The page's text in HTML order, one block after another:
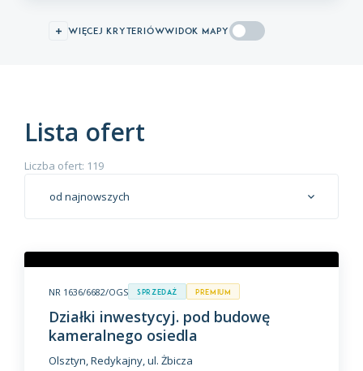
więcej kryteriówWIDOK MAPY
Lista ofert
Liczba ofert: 119
od najnowszych
NR 1636/6682/OGS Sprzedaż premium
Działki inwestycyj. pod budowę
kameralnego osiedla
Olsztyn, Redykajny, ul. Żbicza